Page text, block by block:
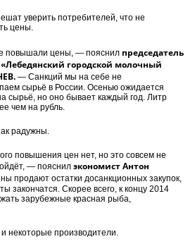
уверить потребителей, что не
цены.
повышали цены, — пояснил председатель
городской молочный
— Санкций мы на себе не
сырьё в России. Осенью ожидается
сырьё, но оно бывает каждый год. Литр
чем на рубль.
радужны.
повышения цен нет, но это совсем не
— пояснил экономист Антон
продают остатки досанкционных закупок,
закончатся. Скорее всего, к концу 2014
зарубежные красная рыба,
некоторые производители.